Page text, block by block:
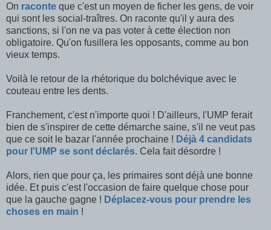
On raconte que c'est un moyen de ficher les gens, de voir
qui sont les social-traîtres. On raconte qu'il y aura des
sanctions, si l'on ne va pas voter à cette élection non
obligatoire. Qu'on fusillera les opposants, comme au bon
vieux temps.
Voilà le retour de la rhétorique du bolchévique avec le
couteau entre les dents.
Franchement, c'est n'importe quoi ! D'ailleurs, l'UMP ferait
bien de s'inspirer de cette démarche saine, s'il ne veut pas
que ce soit le bazar l'année prochaine ! Déjà 4 candidats
pour l'UMP se sont déclarés. Cela fait désordre !
Alors, rien que pour ça, les primaires sont déjà une bonne
idée. Et puis c'est l'occasion de faire quelque chose pour
que la gauche gagne ! Déplacez-vous pour prendre les
choses en main !